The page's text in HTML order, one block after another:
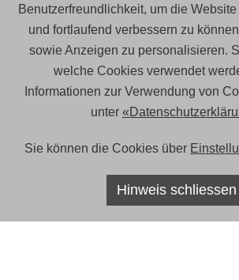
Benutzerfreundlichkeit, um die
und fortlaufend verbessern zu
sowie Anzeigen zu personalisieren.
welche Cookies verwendet
Informationen zur Verwendung von
unter
Sie können die Cookies über
Hinweis schliessen
der Wohnbevölkerung aus. Nicht
dass sich die Siedlungsverwaltung bereits
dem Einzug der Mieterinnen und Mieter
Förderung des friedlichen
Nachbarschaft gemacht hat. Mit
Bundesamtes für Wohnungswesen hat
und ein Projekt zur Konfliktprävention und
Stiftung, die über breites Know-how zum
ÜBER DOMICIL